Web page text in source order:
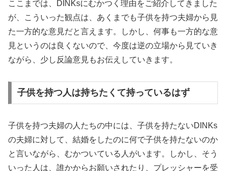
ここまでは、DINKsにむかつく理由をご紹介してきました
が、こういった観点は、あくまでも子供を持つ夫婦から見
た一方的な意見だと言えます。しかし、何事も一方的な意
見というのは良くないので、今度は逆の立場から見ていき
ながら、少し反論意見もお伝えしていきます。
子供を持つ人は持ちたくて持っているはず
子供を持つ夫婦の人たちの中には、子供を持たないDINKs
の夫婦に対して、結婚をしたのに何で子供を持たないのか
と言いながら、むかついている人がいます。しかし、そう
いった人は、誰かからお願いされたり、プレッシャーを受